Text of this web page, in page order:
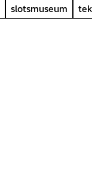
slotsmuseum